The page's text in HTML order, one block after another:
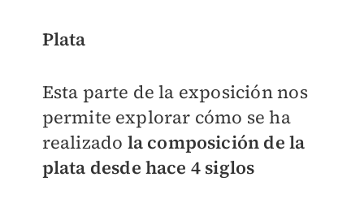
Plata
Esta parte de la exposición nos
permite explorar cómo se ha
realizado la composición de la
plata desde hace 4 siglos